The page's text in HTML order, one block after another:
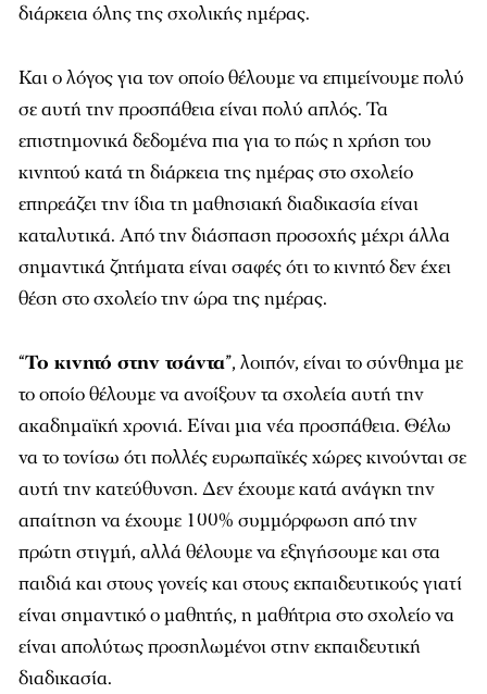
διάρκεια όλης της σχολικής ημέρας.
Και ο λόγος για τον οποίο θέλουμε να επιμείνουμε πολύ
σε αυτή την προσπάθεια είναι πολύ απλός. Τα
επιστημονικά δεδομένα πια για το πώς η χρήση του
κινητού κατά τη διάρκεια της ημέρας στο σχολείο
επηρεάζει την ίδια τη μαθησιακή διαδικασία είναι
καταλυτικά. Από την διάσπαση προσοχής μέχρι άλλα
σημαντικά ζητήματα είναι σαφές ότι το κινητό δεν έχει
θέση στο σχολείο την ώρα της ημέρας.
“Το κινητό στην τσάντα”, λοιπόν, είναι το σύνθημα με
το οποίο θέλουμε να ανοίξουν τα σχολεία αυτή την
ακαδημαϊκή χρονιά. Είναι μια νέα προσπάθεια. Θέλω
να το τονίσω ότι πολλές ευρωπαϊκές χώρες κινούνται σε
αυτή την κατεύθυνση. Δεν έχουμε κατά ανάγκη την
απαίτηση να έχουμε 100% συμμόρφωση από την
πρώτη στιγμή, αλλά θέλουμε να εξηγήσουμε και στα
παιδιά και στους γονείς και στους εκπαιδευτικούς γιατί
είναι σημαντικό ο μαθητής, η μαθήτρια στο σχολείο να
είναι απολύτως προσηλωμένοι στην εκπαιδευτική
διαδικασία.